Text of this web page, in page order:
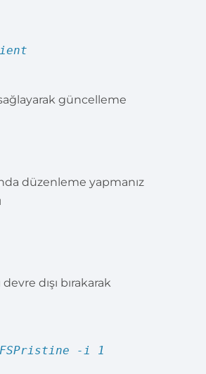
güncelleme
düzenleme yapmanız
dışı bırakarak
-i 1